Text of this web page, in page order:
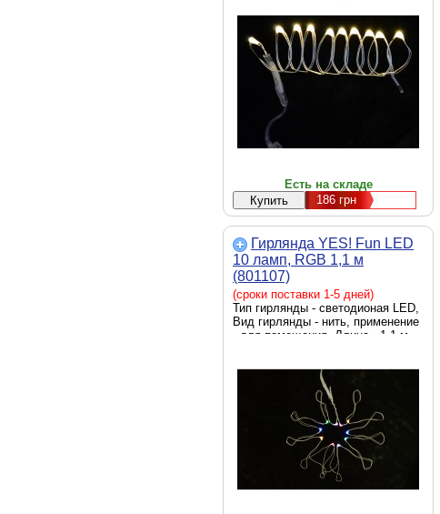
Есть на складе
186грн
Гирлянда YES! Fun LED
10 ламп, RGB 1,1 м
(801107)
(сроки поставки 1-5 дней)
Тип гирлянды - светодионая LED,
Вид гирлянды - нить, применение
- для помещения, Длина - 1.1 м